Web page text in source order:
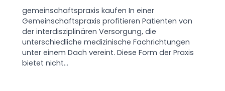
gemeinschaftspraxis kaufen In einer
Gemeinschaftspraxis profitieren Patienten von
der interdisziplinären Versorgung, die
unterschiedliche medizinische Fachrichtungen
unter einem Dach vereint. Diese Form der Praxis
bietet nicht…